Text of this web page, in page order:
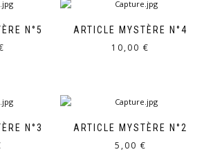
N°5 ARTICLE MYSTÈRE N°4
10,00 €
N°3 ARTICLE MYSTÈRE N°2
5,00 €